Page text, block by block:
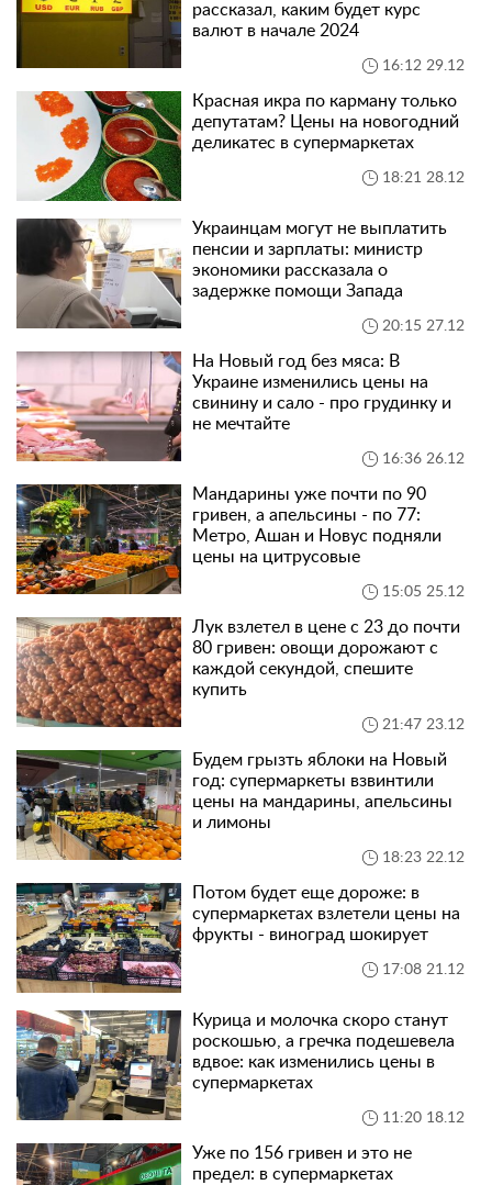
рассказал, каким будет курс
валют в начале 2024
16:12 29.12
Красная икра по карману только
депутатам? Цены на новогодний
деликатес в супермаркетах
18:21 28.12
Украинцам могут не выплатить
пенсии и зарплаты: министр
экономики рассказала о
задержке помощи Запада
20:15 27.12
На Новый год без мяса: В
Украине изменились цены на
свинину и сало - про грудинку и
не мечтайте
16:36 26.12
Мандарины уже почти по 90
гривен, а апельсины - по 77:
Метро, Ашан и Новус подняли
цены на цитрусовые
15:05 25.12
Лук взлетел в цене с 23 до почти
80 гривен: овощи дорожают с
каждой секундой, спешите
купить
21:47 23.12
Будем грызть яблоки на Новый
год: супермаркеты взвинтили
цены на мандарины, апельсины
и лимоны
18:23 22.12
Потом будет еще дороже: в
супермаркетах взлетели цены на
фрукты - виноград шокирует
17:08 21.12
Курица и молочка скоро станут
роскошью, а гречка подешевела
вдвое: как изменились цены в
супермаркетах
11:20 18.12
Уже по 156 гривен и это не
предел: в супермаркетах